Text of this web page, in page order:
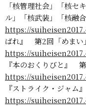
「核管理社会」「核セ
ル」「核武装」「核融合
https://
ばれ』 第2回「めまい」
https://
『本のおくりびと』
https://
『ストライク・ジャム
https://